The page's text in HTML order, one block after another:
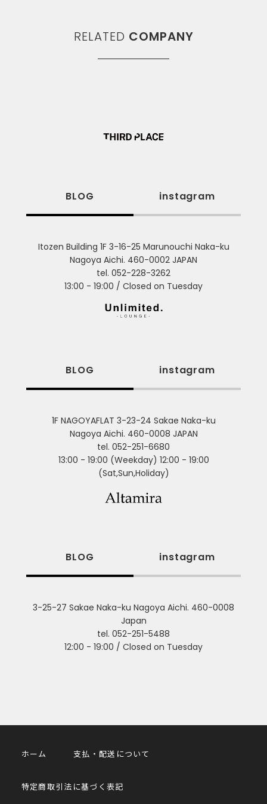
RELATED COMPANY
BLOG instagram
Itozen Building 1F 3-16-25 Marunouchi Naka-ku
Nagoya Aichi. 460-0002 JAPAN
tel. 052-228-3262
13:00 - 19:00 / Closed on Tuesday
BLOG instagram
1F NAGOYAFLAT 3-23-24 Sakae Naka-ku
Nagoya Aichi. 460-0008 JAPAN
tel. 052-251-6680
13:00 - 19:00 (Weekday) 12:00 - 19:00
(Sat,Sun,Holiday)
BLOG instagram
3-25-27 Sakae Naka-ku Nagoya Aichi. 460-0008
Japan
tel. 052-251-5488
12:00 - 19:00 / Closed on Tuesday
ホーム 支払・配送について
特定商取引法に基づく表記